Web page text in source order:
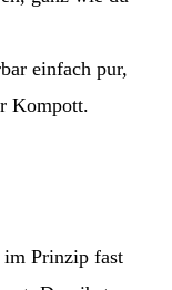
einfach pur,
Kompott.
Prinzip fast